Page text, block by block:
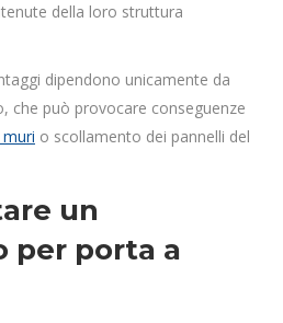
della loro struttura
dipendono unicamente da
che può provocare conseguenze
o scollamento dei pannelli del
un
per porta a